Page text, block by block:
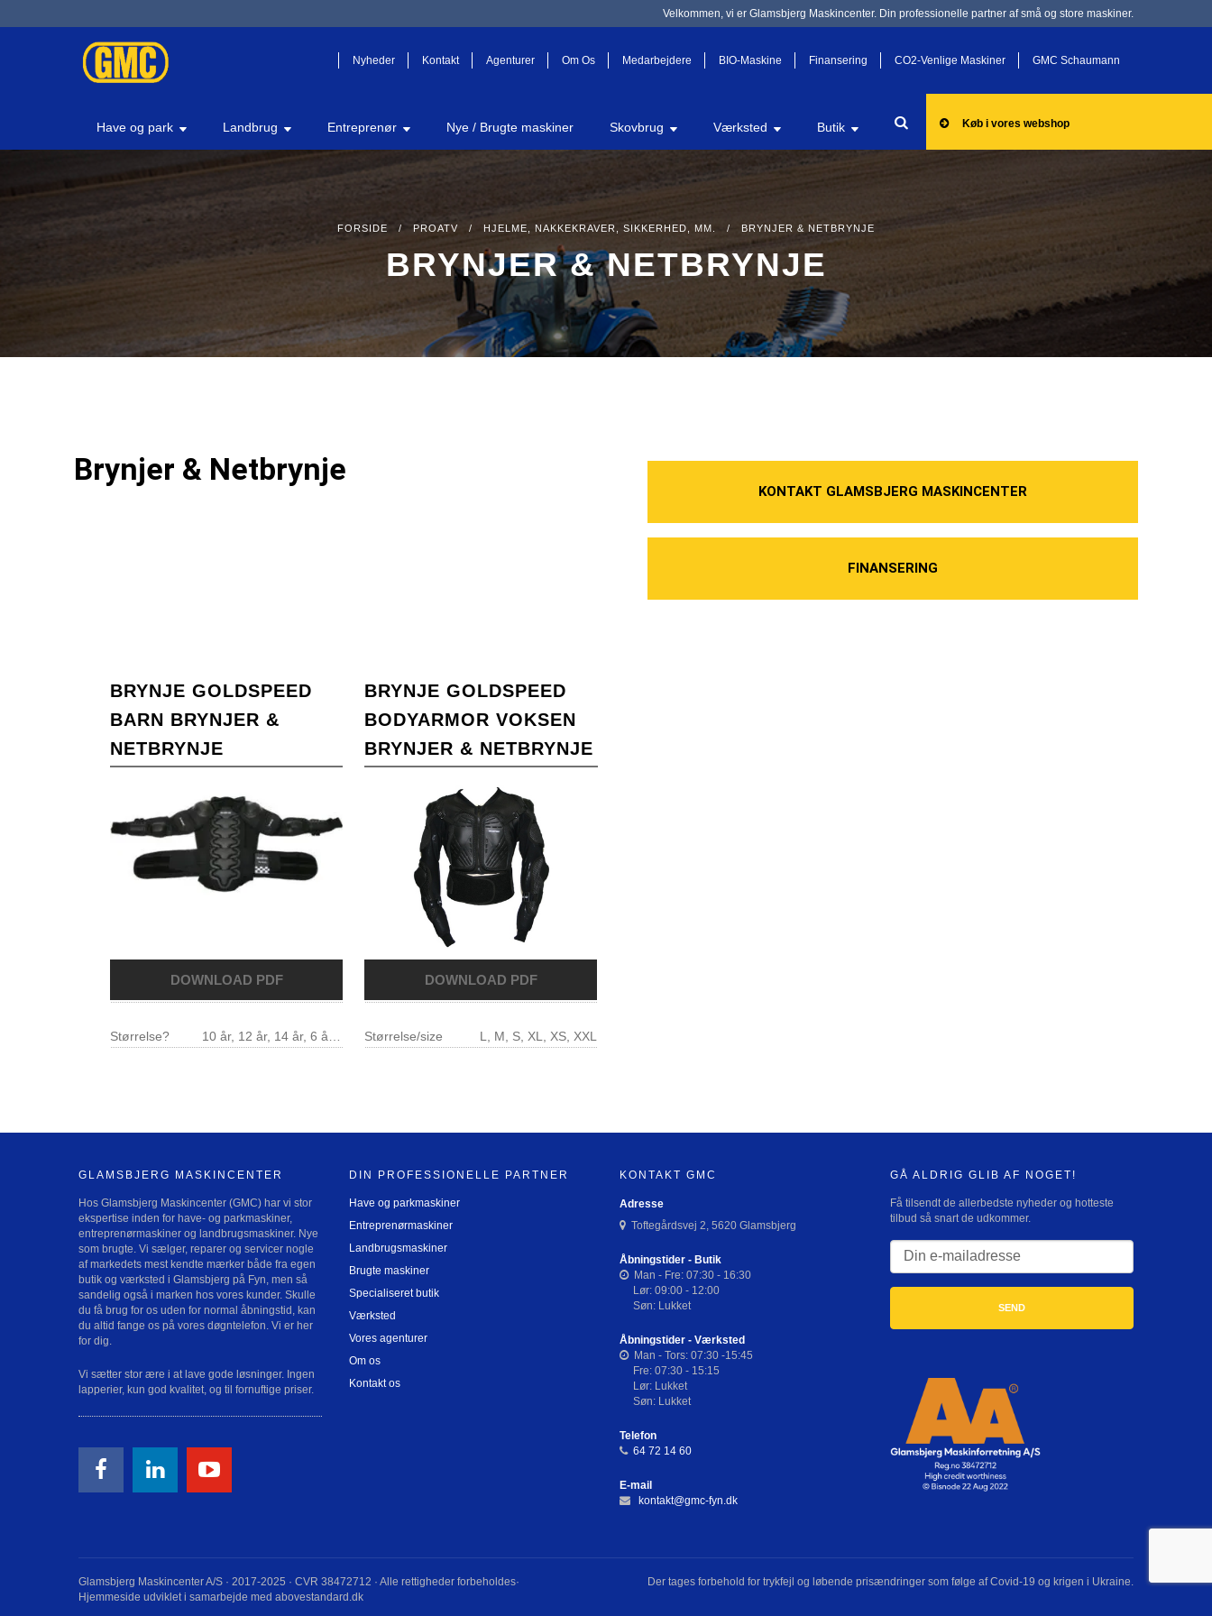
Velkommen, vi er Glamsbjerg Maskincenter. Din professionelle partner af små og store maskiner.
Nyheder Kontakt Agenturer Om Os Medarbejdere BIO-Maskine Finansering CO2-Venlige Maskiner GMC Schaumann
Have og park Landbrug Entreprenør Nye / Brugte maskiner Skovbrug Værksted Butik Køb i vores webshop
FORSIDE / PROATV / HJELME, NAKKEKRAVER, SIKKERHED, MM. / BRYNJER & NETBRYNJE
BRYNJER & NETBRYNJE
Brynjer & Netbrynje
KONTAKT GLAMSBJERG MASKINCENTER
FINANSERING
BRYNJE GOLDSPEED
BARN BRYNJER &
NETBRYNJE
Størrelse?
BRYNJE GOLDSPEED
BODYARMOR VOKSEN
BRYNJER & NETBRYNJE
Størrelse/size L, M, S, XL, XS, XXL
GLAMSBJERG MASKINCENTER
Hos Glamsbjerg Maskincenter (GMC) har vi stor
ekspertise inden for have- og parkmaskiner,
entreprenørmaskiner og landbrugsmaskiner. Nye
som brugte. Vi sælger, reparer og servicer nogle
af markedets mest kendte mærker både fra egen
butik og værksted i Glamsbjerg på Fyn, men så
sandelig også i marken hos vores kunder. Skulle
du få brug for os uden for normal åbningstid, kan
du altid fange os på vores døgntelefon. Vi er her
for dig.
Vi sætter stor ære i at lave gode løsninger. Ingen
lapperier, kun god kvalitet, og til fornuftige priser.
DIN PROFESSIONELLE PARTNER
Have og parkmaskiner
Entreprenørmaskiner
Landbrugsmaskiner
Brugte maskiner
Specialiseret butik
Værksted
Vores agenturer
Om os
Kontakt os
KONTAKT GMC
Adresse
Toftegårdsvej 2, 5620 Glamsbjerg
Åbningstider - Butik
Man - Fre: 07:30 - 16:30
Lør: 09:00 - 12:00
Søn: Lukket
Åbningstider - Værksted
Man - Tors: 07:30 -15:45
Fre: 07:30 - 15:15
Lør: Lukket
Søn: Lukket
Telefon
64 72 14 60
E-mail
kontakt@gmc-fyn.dk
GÅ ALDRIG GLIB AF NOGET!
Få tilsendt de allerbedste nyheder og hotteste
tilbud så snart de udkommer.
Glamsbjerg Maskincenter A/S · 2017-2025 · CVR 38472712 · Alle rettigheder forbeholdes·
Hjemmeside udviklet i samarbejde med abovestandard.dk
Der tages forbehold for trykfejl og løbende prisændringer som følge af Covid-19 og krigen i Ukraine.